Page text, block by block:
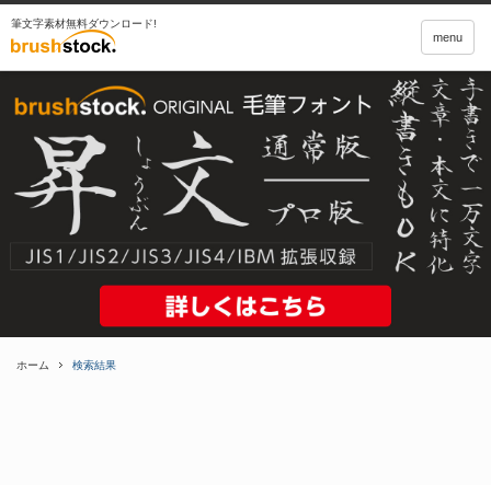
筆文字素材無料ダウンロード!
menu
ホーム 検索結果